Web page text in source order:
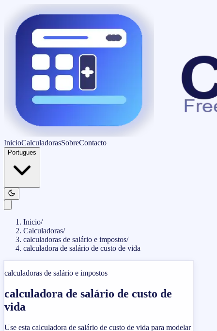
InicioCalculadorasSobreContacto
Portugues
Inicio/
Calculadoras/
calculadoras de salário e impostos/
calculadora de salário de custo de vida
calculadoras de salário e impostos
calculadora de salário de custo de
vida
Use esta calculadora de salário de custo de vida para modelar